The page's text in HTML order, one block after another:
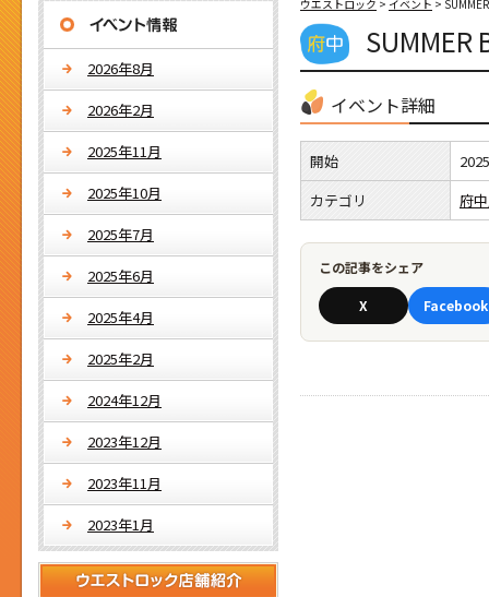
ウエストロック > イベント >
SUMMER
イベント詳細
開始
カテゴリ
府
この記事をシェア
X Facebook
2026年8月
2026年2月
2025年11月
2025年10月
2025年7月
2025年6月
2025年4月
2025年2月
2024年12月
2023年12月
2023年11月
2023年1月